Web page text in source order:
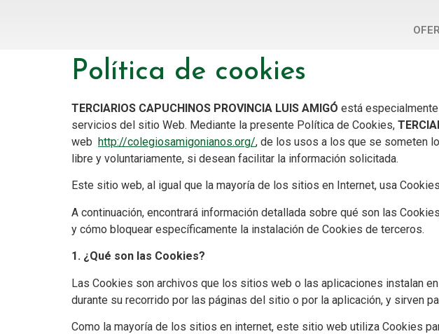
Política de cookies
TERCIARIOS CAPUCHINOS PROVINCIA LUIS AMIGÓ está
servicios del sitio Web. Mediante la presente Política de Cookies,
web http://colegiosamigonianos.org/, de los usos a los que se someten
libre y voluntariamente, si desean facilitar la información solicitada.
Este sitio web, al igual que la mayoría de los sitios en Internet, usa
A continuación, encontrará información detallada sobre qué son las
y cómo bloquear específicamente la instalación de Cookies de terceros.
1. ¿Qué son las Cookies?
Las Cookies son archivos que los sitios web o las aplicaciones instalan
durante su recorrido por las páginas del sitio o por la aplicación, y sirven
Como la mayoría de los sitios en internet, este sitio web utiliza Cookies